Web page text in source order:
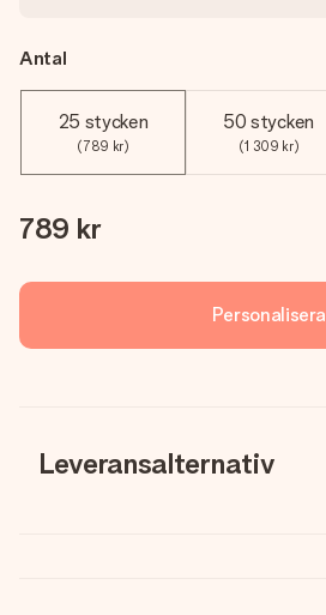
Antal
25 stycken
(789 kr)
50 stycken
(1 309 kr)
789 kr
Personalisera
Leveransalternativ